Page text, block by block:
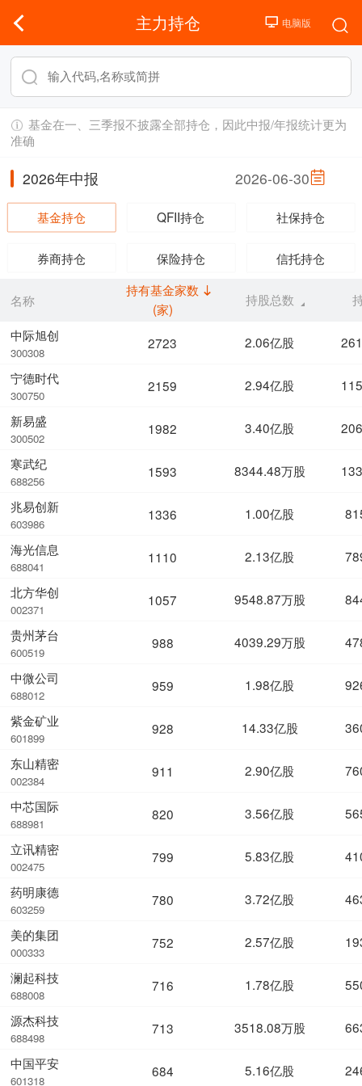
主力持仓
基金在一、三季报不披露全部持仓，因此中报/年报统计更为
准确
2026年中报 2026-06-30
基金持仓 QFII持仓 社保持仓
券商持仓 保险持仓 信托持仓
名称
中际旭创
300308
宁德时代
300750
新易盛
300502
寒武纪
688256
兆易创新
603986
海光信息
688041
北方华创
002371
贵州茅台
600519
中微公司
688012
紫金矿业
601899
东山精密
002384
中芯国际
688981
立讯精密
002475
药明康德
603259
美的集团
000333
澜起科技
688008
源杰科技
688498
中国平安
601318
持有基金家数
(家)
持股总数
2723 2.06亿股
2159 2.94亿股
1982 3.40亿股
1593 8344.48万股
1336 1.00亿股
1110 2.13亿股
1057 9548.87万股
988 4039.29万股
959 1.98亿股
928 14.33亿股
911 2.90亿股
820 3.56亿股
799 5.83亿股
780 3.72亿股
752 2.57亿股
716 1.78亿股
713 3518.08万股
684 5.16亿股